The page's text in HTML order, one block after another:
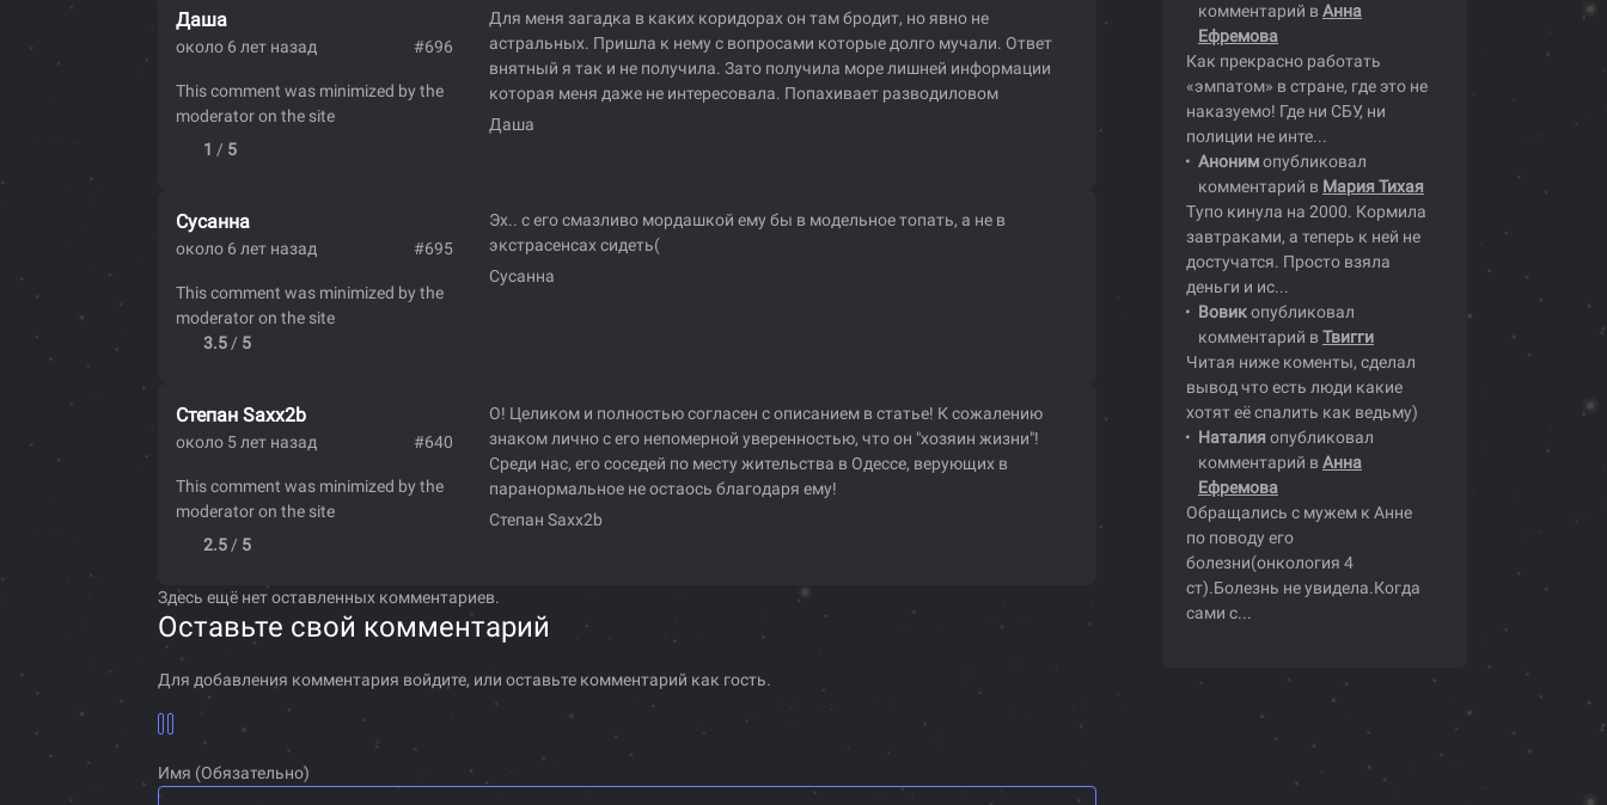
Даша
около 6 лет назад #696
This comment was minimized by the
moderator on the site
Для меня загадка в каких коридорах он там бродит, но явно не
астральных. Пришла к нему с вопросами которые долго мучали. Ответ
внятный я так и не получила. Зато получила море лишней информации
которая меня даже не интересовала. Попахивает разводиловом
Даша
1 / 5
Сусанна
около 6 лет назад #695
This comment was minimized by the
moderator on the site
Эх.. с его смазливо мордашкой ему бы в модельное топать, а не в
экстрасенсах сидеть(
Сусанна
3.5 / 5
Степан Saxx2b
около 5 лет назад #640
This comment was minimized by the
moderator on the site
О! Целиком и полностью согласен с описанием в статье! К сожалению
знаком лично с его непомерной уверенностью, что он "хозяин жизни"!
Среди нас, его соседей по месту жительства в Одессе, верующих в
паранормальное не остаось благодаря ему!
Степан Saxx2b
2.5 / 5
Здесь ещё нет оставленных комментариев.
Оставьте свой комментарий
Для добавления комментария войдите, или оставьте комментарий как гость.
Имя (Обязательно)
комментарий в Анна
Ефремова
Как прекрасно работать
«эмпатом» в стране, где это не
наказуемо! Где ни СБУ, ни
полиции не инте...
Анонимопубликовал
комментарий в Мария Тихая
Тупо кинула на 2000. Кормила
завтраками, а теперь к ней не
достучатся. Просто взяла
деньги и ис...
Вовикопубликовал
комментарий в Твигги
Читая ниже коменты, сделал
вывод что есть люди какие
хотят её спалить как ведьму)
Наталия опубликовал
комментарий в Анна
Ефремова
Обращались с мужем к Анне
по поводу его
болезни(онкология 4
ст).Болезнь не увидела.Когда
сами с...